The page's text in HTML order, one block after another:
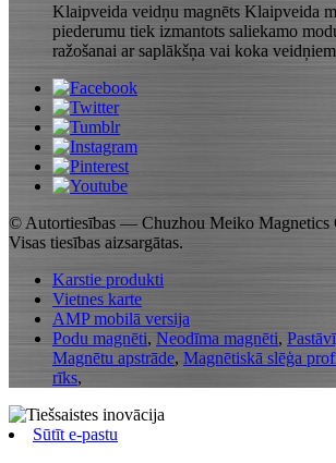
Klaipveida veidņu magnēts Klaipveida
piederumu tiek izmantots saliekamo
ražošanai ar saplākšņa vai koka
© Autortiesības — Chuzhou Meiko Magnetics
Visas tiesības aizsargātas.
Karstie produkti
Vietnes karte
AMP mobilā versija
Podu magnēti, Neodīma magnēti,
Magnētu apstrāde, Magnētiskā slēģa
rīks,
Sūtīt e-pastu